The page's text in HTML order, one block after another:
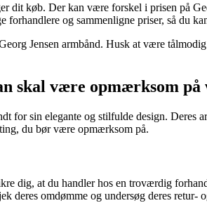
dit køb. Der kan være forskel i prisen på
og sammenligne priser, så du
Jensen armbånd. Husk at være
skal være opmærksom på
for sin elegante og stilfulde design.
du bør være opmærksom på.
dig, at du handler hos en troværdig
deres omdømme og undersøg deres